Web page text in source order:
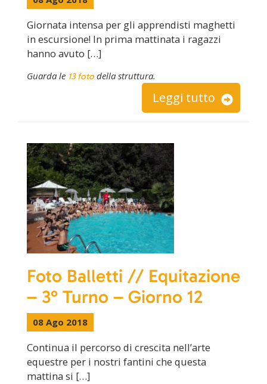
Giornata intensa per gli apprendisti maghetti
in escursione! In prima mattinata i ragazzi
hanno avuto […]
Guarda le 13 foto della struttura.
Leggi tutto
Foto Balletti // Equitazione
– 3° Turno – Giorno 12
08 Ago 2018
Continua il percorso di crescita nell’arte
equestre per i nostri fantini che questa
mattina si […]